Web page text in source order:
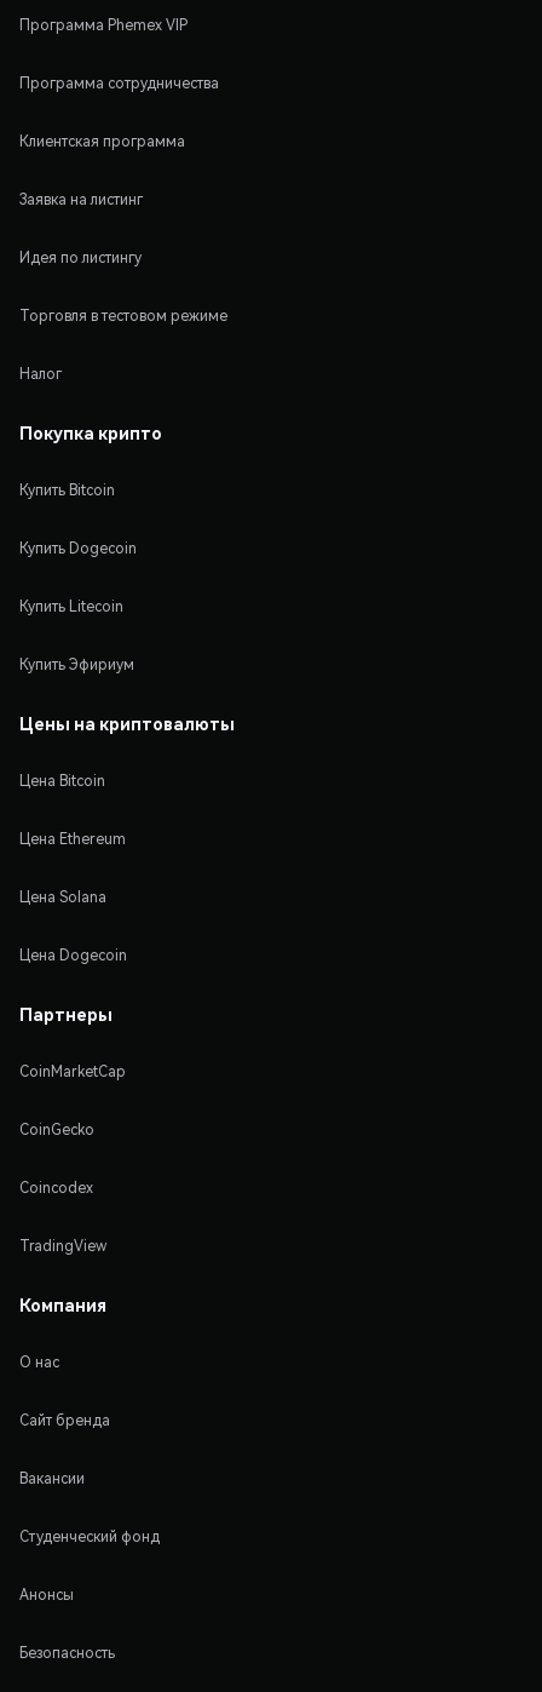
Программа Phemex VIP
Программа сотрудничества
Клиентская программа
Заявка на листинг
Идея по листингу
Торговля в тестовом режиме
Налог
Покупка крипто
Купить Bitcoin
Купить Dogecoin
Купить Litecoin
Купить Эфириум
Цены на криптовалюты
Цена Bitcoin
Цена Ethereum
Цена Solana
Цена Dogecoin
Партнеры
CoinMarketCap
CoinGecko
Coincodex
TradingView
Компания
О нас
Сайт бренда
Вакансии
Студенческий фонд
Анонсы
Безопасность